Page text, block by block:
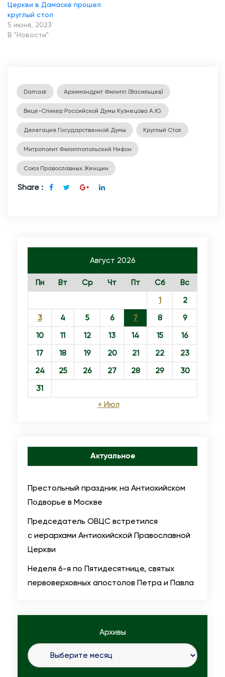
Т
и
и
.
М
и
и
»
Церкви в Дамаске прошел
круглый стол
5 июня, 2023
В "Новости"
Damask Архимандрит Филипп (Васильцев)
Вице-Спикер Российской Думы Кузнецова А.Ю.
Делегация Государственной Думы Круглый Стол
Митрополит Филиппопольский Нифон
Союз Православных Женщин
Share :
Август 2026
Пн Вт Ср Чт Пт Сб
Вс
1
2
3
4 5 6 7 8
9
10
11 12 13 14 15
16
17
18 19 20 21 22
23
24
25 26 27 28 29
30
31
« Июл
Актуальное
Престольный праздник на Антиохийском
Подворье в Москве
Председатель ОВЦС встретился
с иерархами Антиохийской Православной
Церкви
Неделя 6-я по Пятидесятнице, святых
первоверховных апостолов Петра и Павла
Архивы